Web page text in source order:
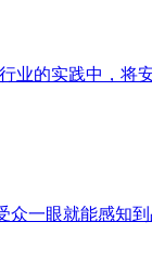
业的实践中，将
一眼就能感知到